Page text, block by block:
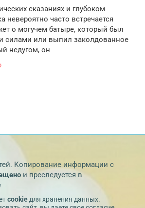
сказаниях и глубоком
невероятно часто встречается
о могучем батыре, который был
силами или выпил заколдованное
недугом, он
Копирование информации с
и преследуется в
cookie для хранения данных.